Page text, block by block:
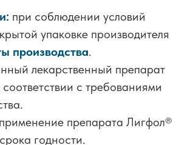
при соблюдении условий
упаковке производителя
производства.
лекарственный препарат
с требованиями
препарата Лигфол®
годности.